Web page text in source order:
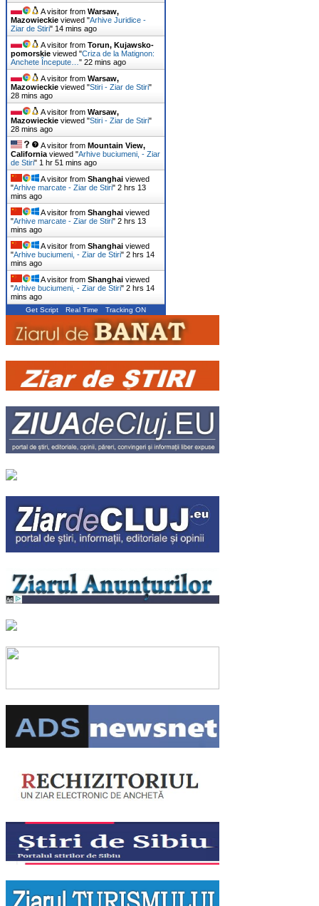
A visitor from Warsaw,
Mazowieckie viewed "Arhive Juridice -
Ziar de Stiri" 14 mins ago
A visitor from Torun, Kujawsko-
pomorskie viewed "Criza de la Matignon:
Anchete Începute… " 22 mins ago
A visitor from Warsaw,
Mazowieckie viewed "Stiri - Ziar de Stiri"
28 mins ago
A visitor from Warsaw,
Mazowieckie viewed "Stiri - Ziar de Stiri"
28 mins ago
A visitor from Mountain View,
California viewed "Arhive buciumeni, - Ziar
de Stiri" 1 hr 51 mins ago
A visitor from Shanghai viewed
"Arhive marcate - Ziar de Stiri" 2 hrs 13
mins ago
A visitor from Shanghai viewed
"Arhive marcate - Ziar de Stiri" 2 hrs 13
mins ago
A visitor from Shanghai viewed
"Arhive buciumeni, - Ziar de Stiri" 2 hrs 14
mins ago
A visitor from Shanghai viewed
"Arhive buciumeni, - Ziar de Stiri" 2 hrs 14
mins ago
Get Script Real Time Tracking ON